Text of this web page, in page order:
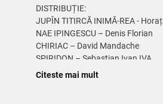
DISTRIBUȚIE:
JUPÎN TITIRCĂ INIMĂ-REA -
NAE IPINGESCU – Denis Florian
CHIRIAC – David Mandache
SPIRIDON – Sebastian Ivan IVA
RICĂ VENTURIANO – Șerban
Citeste mai mult